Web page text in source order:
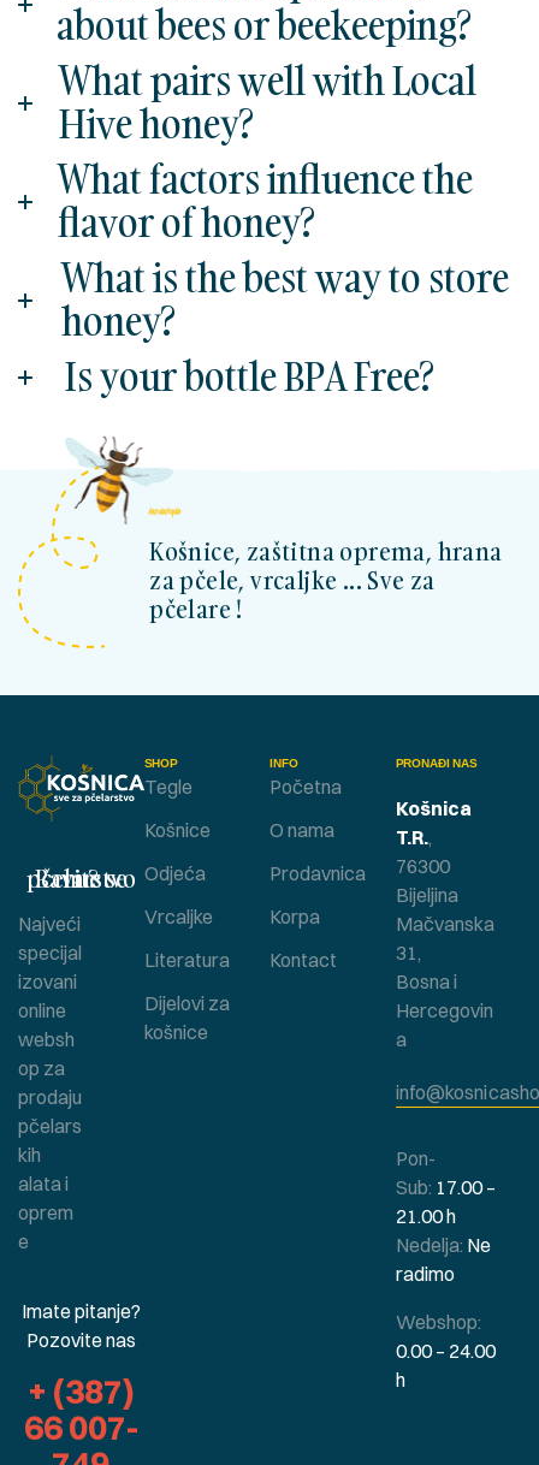
about bees or beekeeping?
What pairs well with Local
Hive honey?
What factors influence the
flavor of honey?
What is the best way to store
honey?
Is your bottle BPA Free?
kosnicashop.ba
Košnice, zaštitna oprema, hrana
za pčele, vrcaljke ... Sve za
pčelare !
SHOP
Tegle
Košnice
Odjeća
Vrcaljke
Literatura
Dijelovi za
košnice
INFO
Početna
O nama
Prodavnica
Korpa
Kontact
Bavite se pčelarstvom ?
Najveći
specijal
izovani
online
websh
op za
prodaju
pčelars
kih
alata i
oprem
e
Imate pitanje?
Pozovite nas
+ (387)
66 007-
PRONAĐI NAS
Košnica
T.R.,
76300
Bijeljina
Mačvanska
31,
Bosna i
Hercegovin
a
Pon-
Sub: 17.00 –
21.00 h
Nedelja: Ne
radimo
Webshop:
0.00 – 24.00
h